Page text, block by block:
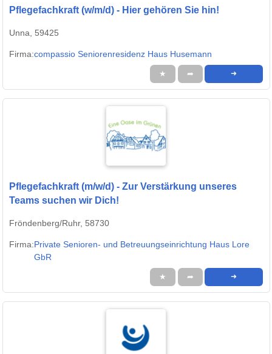
Pflegefachkraft (w/m/d) - Hier gehören Sie hin!
Unna, 59425
Firma:compassio Seniorenresidenz Haus Husemann
★ ➦ ➜
Pflegefachkraft (m/w/d) - Zur Verstärkung unseres
Teams suchen wir Dich!
Fröndenberg/Ruhr, 58730
Firma:Private Senioren- und Betreuungseinrichtung Haus Lore
GbR
★ ➦ ➜